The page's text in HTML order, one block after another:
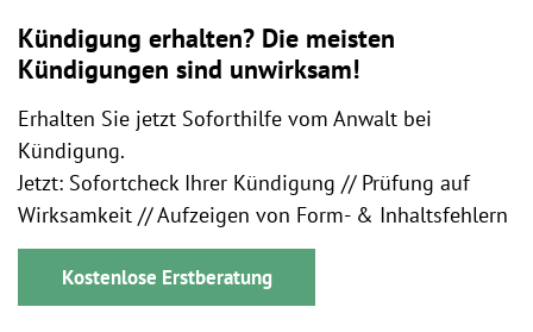
Kündigung erhalten? Die meisten
Kündigungen sind unwirksam!
Erhalten Sie jetzt Soforthilfe vom Anwalt bei
Kündigung.
Jetzt: Sofortcheck Ihrer Kündigung // Prüfung auf
Wirksamkeit // Aufzeigen von Form- & Inhaltsfehlern
Kostenlose Erstberatung